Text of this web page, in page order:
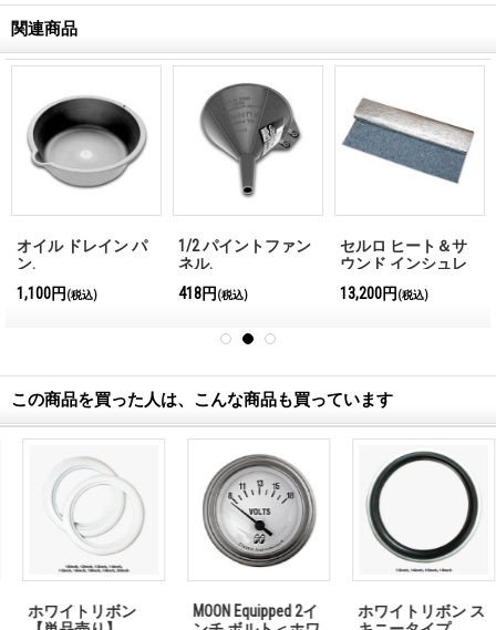
関連商品
オイル ドレイン パ
ン.
1,100円 (税込)
1/2 パイントファン
ネル.
418円 (税込)
セルロ ヒート＆サ
ウンド インシュレ
ト）
13,200円 (税込)
この商品を買った人は、こんな商品も買っています
ホワイトリボン
MOON Equipped 2イ
ホワイトリボン ス